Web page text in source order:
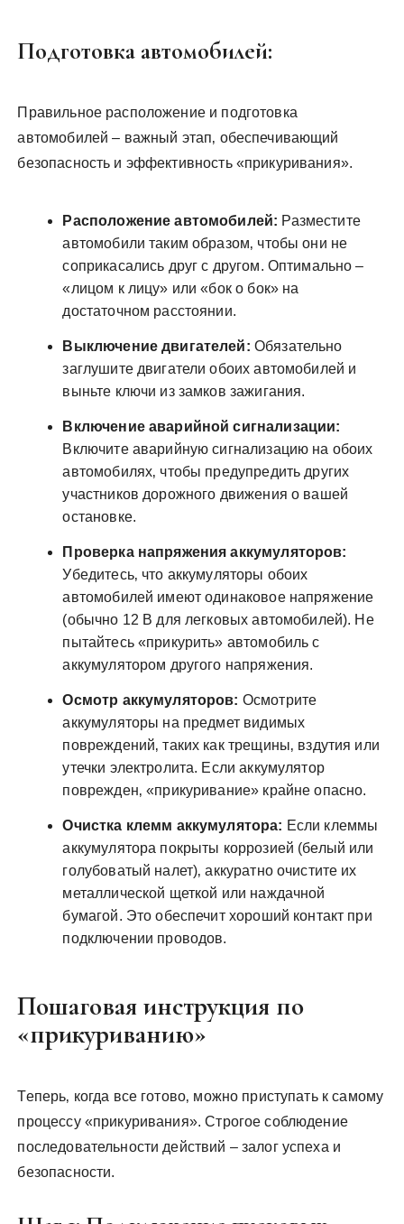
Подготовка автомобилей:
Правильное расположение и подготовка
автомобилей – важный этап‚ обеспечивающий
безопасность и эффективность «прикуривания».
Расположение автомобилей: Разместите
автомобили таким образом‚ чтобы они не
соприкасались друг с другом. Оптимально –
«лицом к лицу» или «бок о бок» на
достаточном расстоянии.
Выключение двигателей: Обязательно
заглушите двигатели обоих автомобилей и
выньте ключи из замков зажигания.
Включение аварийной сигнализации:
Включите аварийную сигнализацию на обоих
автомобилях‚ чтобы предупредить других
участников дорожного движения о вашей
остановке.
Проверка напряжения аккумуляторов:
Убедитесь‚ что аккумуляторы обоих
автомобилей имеют одинаковое напряжение
(обычно 12 В для легковых автомобилей). Не
пытайтесь «прикурить» автомобиль с
аккумулятором другого напряжения.
Осмотр аккумуляторов: Осмотрите
аккумуляторы на предмет видимых
повреждений‚ таких как трещины‚ вздутия или
утечки электролита. Если аккумулятор
поврежден‚ «прикуривание» крайне опасно.
Очистка клемм аккумулятора: Если клеммы
аккумулятора покрыты коррозией (белый или
голубоватый налет)‚ аккуратно очистите их
металлической щеткой или наждачной
бумагой. Это обеспечит хороший контакт при
подключении проводов.
Пошаговая инструкция по
«прикуриванию»
Теперь‚ когда все готово‚ можно приступать к самому
процессу «прикуривания». Строгое соблюдение
последовательности действий – залог успеха и
безопасности.